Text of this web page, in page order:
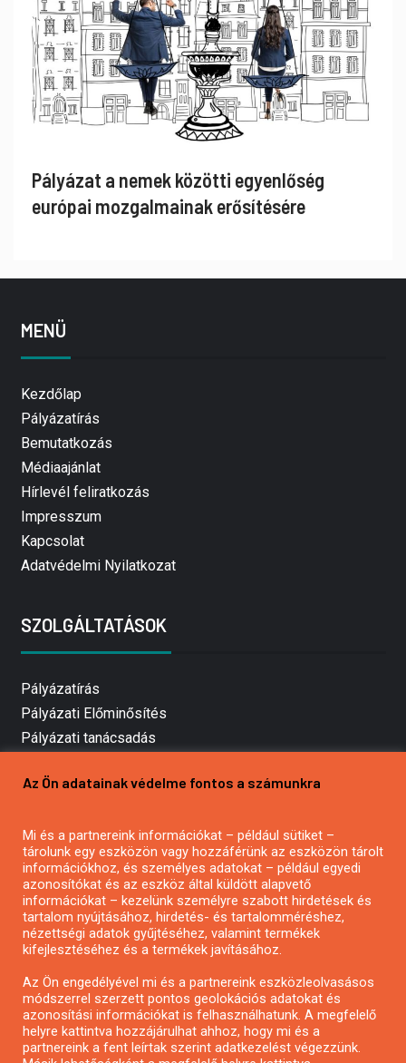
Pályázat a nemek közötti egyenlőség
európai mozgalmainak erősítésére
MENÜ
Kezdőlap
Pályázatírás
Bemutatkozás
Médiaajánlat
Hírlevél feliratkozás
Impresszum
Kapcsolat
Adatvédelmi Nyilatkozat
SZOLGÁLTATÁSOK
Pályázatírás
Pályázati Előminősítés
Pályázati tanácsadás
Mezőgazdasági pályázatírás
Pályázatírás civil szervezeteknek
Pályázatírás önkormányzatoknak
Pályázatfigyelés
Specifikus pályázatfigyelés vagy hírlevél
Pályázatok magánszemélyeknek
Pályázatok civil szervezeteknek
Az Ön adatainak védelme fontos a számunkra
Mi és a partnereink információkat – például sütiket –
tárolunk egy eszközön vagy hozzáférünk az eszközön tárolt
információkhoz, és személyes adatokat – például egyedi
azonosítókat és az eszköz által küldött alapvető
információkat – kezelünk személyre szabott hirdetések és
tartalom nyújtásához, hirdetés- és tartalomméréshez,
nézettségi adatok gyűjtéséhez, valamint termékek
kifejlesztéséhez és a termékek javításához.
Az Ön engedélyével mi és a partnereink eszközleolvasásos
módszerrel szerzett pontos geolokációs adatokat és
azonosítási információkat is felhasználhatunk. A megfelelő
helyre kattintva hozzájárulhat ahhoz, hogy mi és a
partnereink a fent leírtak szerint adatkezelést végezzünk.